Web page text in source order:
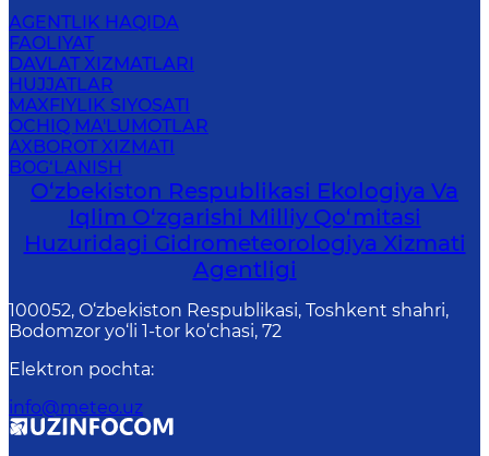
AGENTLIK HAQIDA
FAOLIYAT
DAVLAT XIZMATLARI
HUJJATLAR
MAXFIYLIK SIYOSATI
OCHIQ MA'LUMOTLAR
AXBOROT XIZMATI
BOG‘LANISH
O‘zbekiston Respublikasi Ekologiya Va
Iqlim O‘zgarishi Milliy Qo‘mitasi
Huzuridagi Gidrometeorologiya Xizmati
Agentligi
100052, O‘zbekiston Respublikasi, Toshkent shahri,
Bodomzor yo‘li 1-tor ko‘chasi, 72
Elektron pochta:
info@meteo.uz